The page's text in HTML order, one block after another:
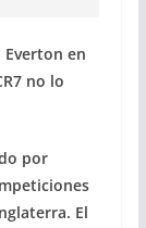
en
no lo
por
El